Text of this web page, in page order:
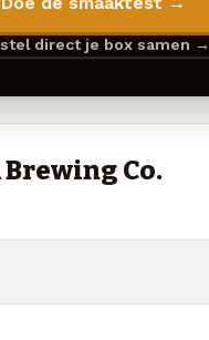
direct je box samen →
Co.